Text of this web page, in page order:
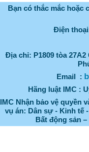
Bạn có thắc mắc hoặc
Điện
Địa chỉ: P1809 tòa
Email :
Hãng luật IMC :
IMC Nhận bảo vệ quyền
vụ án: Dân sự - Kinh tế
Bất động sản